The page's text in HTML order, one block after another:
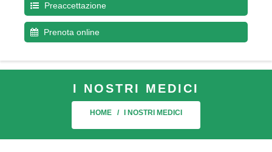
Preaccettazione
Prenota online
I NOSTRI MEDICI
HOME I NOSTRI MEDICI